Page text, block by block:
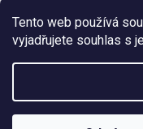
Tento web používá
vyjadřujete souhlas s